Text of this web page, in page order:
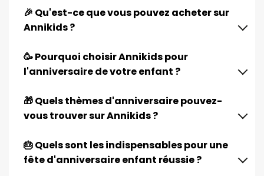
🎉 Qu'est-ce que vous pouvez acheter sur
Annikids ?
🥳 Pourquoi choisir Annikids pour
l'anniversaire de votre enfant ?
🎁 Quels thèmes d'anniversaire pouvez-
vous trouver sur Annikids ?
🎂 Quels sont les indispensables pour une
fête d'anniversaire enfant réussie ?